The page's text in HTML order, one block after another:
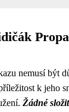
nemusí být
k jeho
Žádné